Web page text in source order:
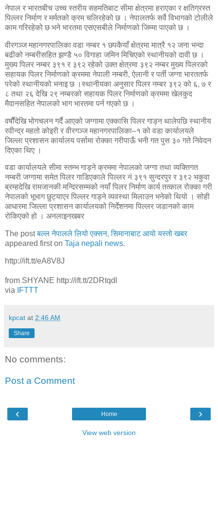
नेपाल र भारतबीच उच्च स्तरीय सहमतिबाट सीमा क्षेत्रमा हराएका र क्षतिग्रस्त
पिल्लर निर्माण र मर्मतको क्रम चलिरहेको छ । नेपालतर्फ सर्वे विभागको टोलीले
काम गरिरहेको छ भने भारतमा एसएसबीले निर्माणको जिम्मा पाएको छ ।
वीरगञ्ज महानगरपालिका वडा नम्बर १ छपकैयाँ क्षेत्रमा मात्रै १२ जना भन्दा
बढीको नम्बरीसहित झण्डै ५० विगाहा जमिन मिचिएको स्थानीयको दावी छ ।
मुख्य पिलर नम्बर ३९१ र ३९२ रहेको उक्त क्षेत्रमा ३९२ नम्बर मुख्य पिलरको
सहायक पिलर निर्माणको क्रममा नेपाली नम्बरी, ऐलानी र पर्ती जग्गा भारततर्फ
परेको स्थानीयको भनाइ छ ।स्थानीयका अनुसार पिलर नम्बर ३९२ को ६, ७ र
८ तथा २६ देखि २९ नम्बरको सहायक पिलर निर्माणको क्रममा खेलकुद
मैदानसहित नेपालको भाग भारतमा पर्न गएको छ ।
वर्षौंदेखि भोगचलन गर्दै आएको जग्गामा एक्कासि पिलर गाड्न थालेपछि स्थानीय
रवीन्द्र महतो कोइरी र वीरगञ्ज महानगरपालिका–१ को वडा कार्यालयले
जिल्ला प्रशासन कार्यालय पर्सामा रोक्का गरीपाऊँ भनी गत पुस ३० गते निवेदन
दिएका थिए ।
वडा कार्यालयले सीमा स्तम्भ गाड्ने क्रममा नेपालको जग्गा तथा व्यक्तिगत
नम्बरी जग्गामा समेत पिलर गाडिएकाले पिल्लर नं ३९१ सुन्दरपुर र ३९२ भकुवा
ब्रम्हदेखि रामजानकी मन्दिरसम्मको नयाँ पिलर निर्माण कार्य तत्काल रोक्का गरी
नेपालको भूभाग छुट्याएर पिल्लर गाड्ने व्यवस्था मिलाउन भनेको थियो । सोही
आधारमा जिल्ला प्रशासन कार्यालयको निर्देशनमा पिल्लर जडानको काम
रोकिएको हो । अनलाइनखबर
The postबल्ल नेपालले लियो एक्सन, सिमानाबाट आयो यस्तो खबर
appeared first on Taja nepali news.
http://ift.tt/eA8V8J
from SHYANE http://ift.tt/2DRtqdl
via
IFTTT
kpcat at 2:46 AM
Share
No comments:
Post a Comment
‹ ›
Home
View web version